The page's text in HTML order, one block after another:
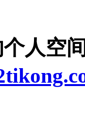
人空